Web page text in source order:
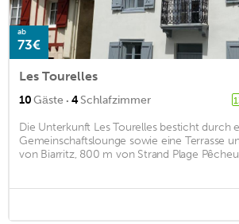
ab
73€
Les Tourelles
10Gäste · 4Schlafzimmer
Die Unterkunft Les Tourelles besticht durch
Gemeinschaftslounge sowie eine Terrasse
von Biarritz, 800 m von Strand Plage